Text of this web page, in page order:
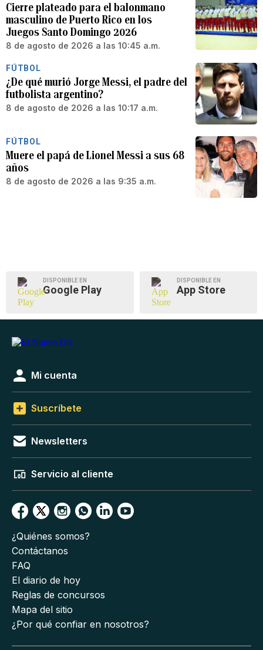
Cierre plateado para el balonmano
masculino de Puerto Rico en los
Juegos Santo Domingo 2026
8 de agosto de 2026 a las 10:45 a.m.
FÚTBOL
¿De qué murió Jorge Messi, el padre del
futbolista argentino?
8 de agosto de 2026 a las 10:17 a.m.
FÚTBOL
Muere el papá de Lionel Messi a sus 68
años
8 de agosto de 2026 a las 9:35 a.m.
DISPONIBLE EN
Google Play
DISPONIBLE EN
App Store
Mi cuenta
Suscríbete
Newsletters
Servicio al cliente
¿Quiénes somos?
Contáctanos
FAQ
El diario de hoy
Reglas de concursos
Mapa del sitio
¿Por qué confiar en nosotros?